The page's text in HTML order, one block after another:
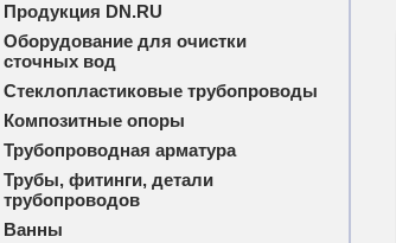
Продукция DN.RU
Оборудование для очистки
сточных вод
Стеклопластиковые трубопроводы
Композитные опоры
Трубопроводная арматура
Трубы, фитинги, детали
трубопроводов
Ванны